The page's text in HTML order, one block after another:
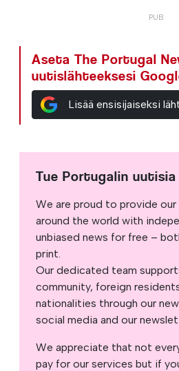
Aseta The Portugal
uutislähteeksesi
Lisää ensisijaiseksi
Tue Portugalin uutisia
We are proud to provide our
around the world with
unbiased news for free –
print.
Our dedicated team
community, foreign
nationalities through our
social media and our
We appreciate that not
pay for our services but if